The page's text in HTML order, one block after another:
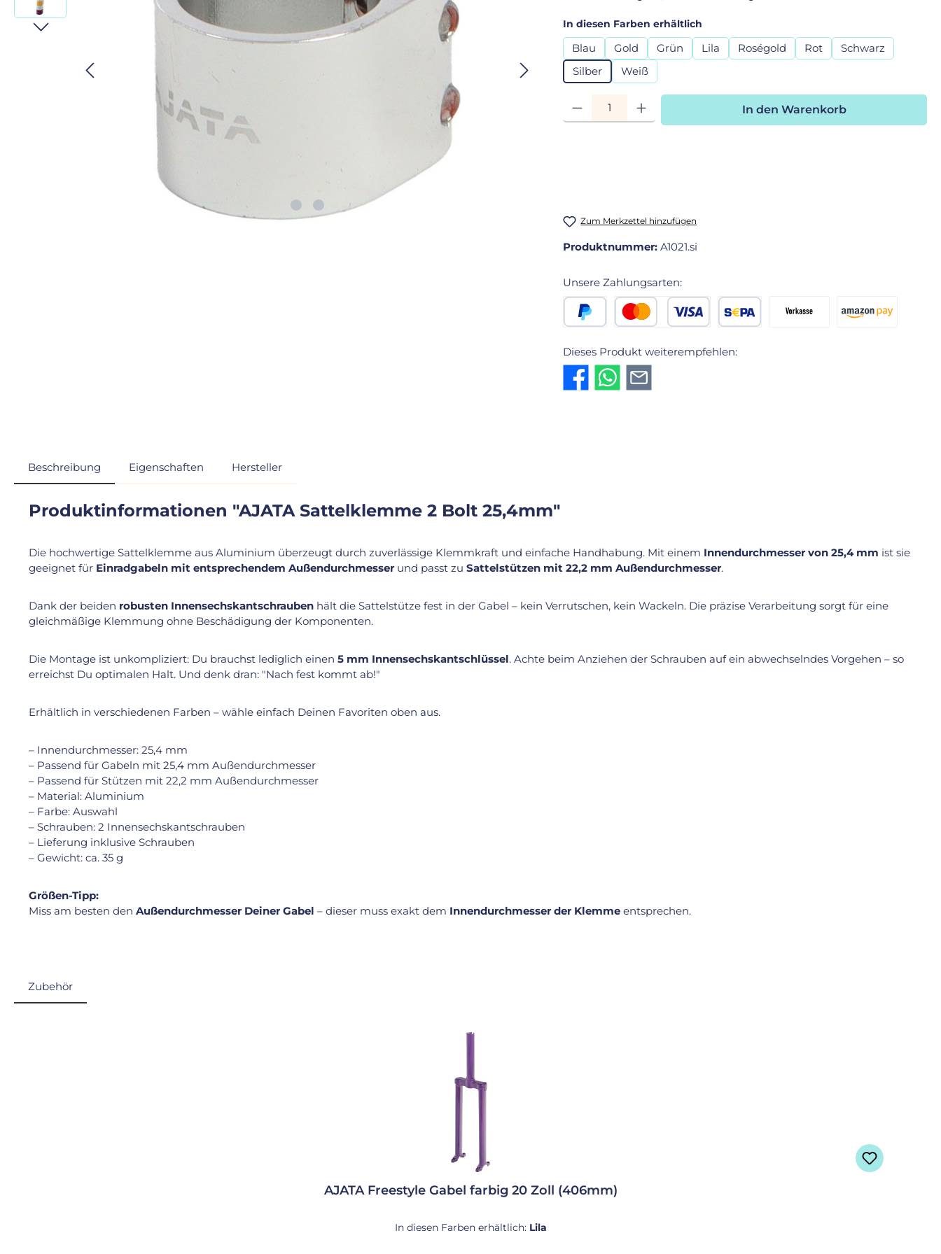
In diesen Farben erhältlich
Blau Gold Grün Lila Roségold Rot
Schwarz
Silber
Weiß
Produkt Anzahl: Gib den gewünschten Wert ein oder benutze die
In den Warenkorb
Zum Merkzettel hinzufügen
Produktnummer: A1021.si
Unsere Zahlungsarten:
Dieses Produkt weiterempfehlen:
Beschreibung Eigenschaften Hersteller
Produktinformationen "AJATA Sattelklemme 2 Bolt 25,4mm"
Die hochwertige Sattelklemme aus Aluminium überzeugt durch zuverlässige Klemmkraft und einfache Handhabung. Mit einem Innendurchmesser von 25,4 mm ist sie
geeignet für Einradgabeln mit entsprechendem Außendurchmesser und passt zu Sattelstützen mit 22,2 mm Außendurchmesser.
Dank der beiden robusten Innensechskantschrauben hält die Sattelstütze fest in der Gabel – kein Verrutschen, kein Wackeln. Die präzise Verarbeitung sorgt für eine
gleichmäßige Klemmung ohne Beschädigung der Komponenten.
Die Montage ist unkompliziert: Du brauchst lediglich einen 5 mm Innensechskantschlüssel. Achte beim Anziehen der Schrauben auf ein abwechselndes Vorgehen – so
erreichst Du optimalen Halt. Und denk dran: "Nach fest kommt ab!"
Erhältlich in verschiedenen Farben – wähle einfach Deinen Favoriten oben aus.
– Innendurchmesser: 25,4 mm
– Passend für Gabeln mit 25,4 mm Außendurchmesser
– Passend für Stützen mit 22,2 mm Außendurchmesser
– Material: Aluminium
– Farbe: Auswahl
– Schrauben: 2 Innensechskantschrauben
– Lieferung inklusive Schrauben
– Gewicht: ca. 35 g
Größen-Tipp:
Miss am besten den Außendurchmesser Deiner Gabel – dieser muss exakt dem Innendurchmesser der Klemme entsprechen.
Zubehör
AJATA Freestyle Gabel farbig 20 Zoll (406mm)
In diesen Farben erhältlich: Lila